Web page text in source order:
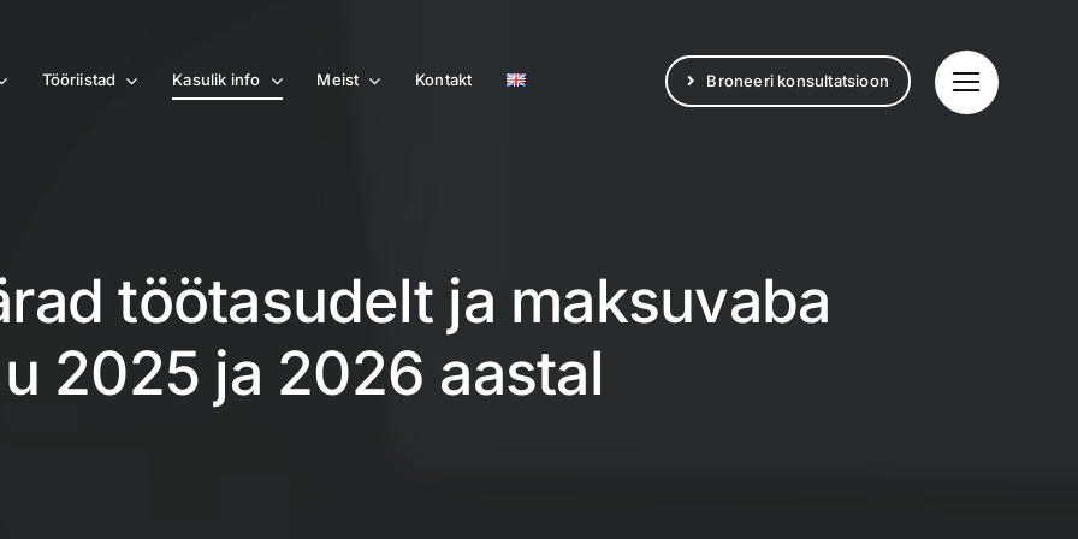
Tööriistad Kasulik info Meist Kontakt Broneeri konsultatsioon
töötasudelt ja maksuvaba
2025 ja 2026 aastal